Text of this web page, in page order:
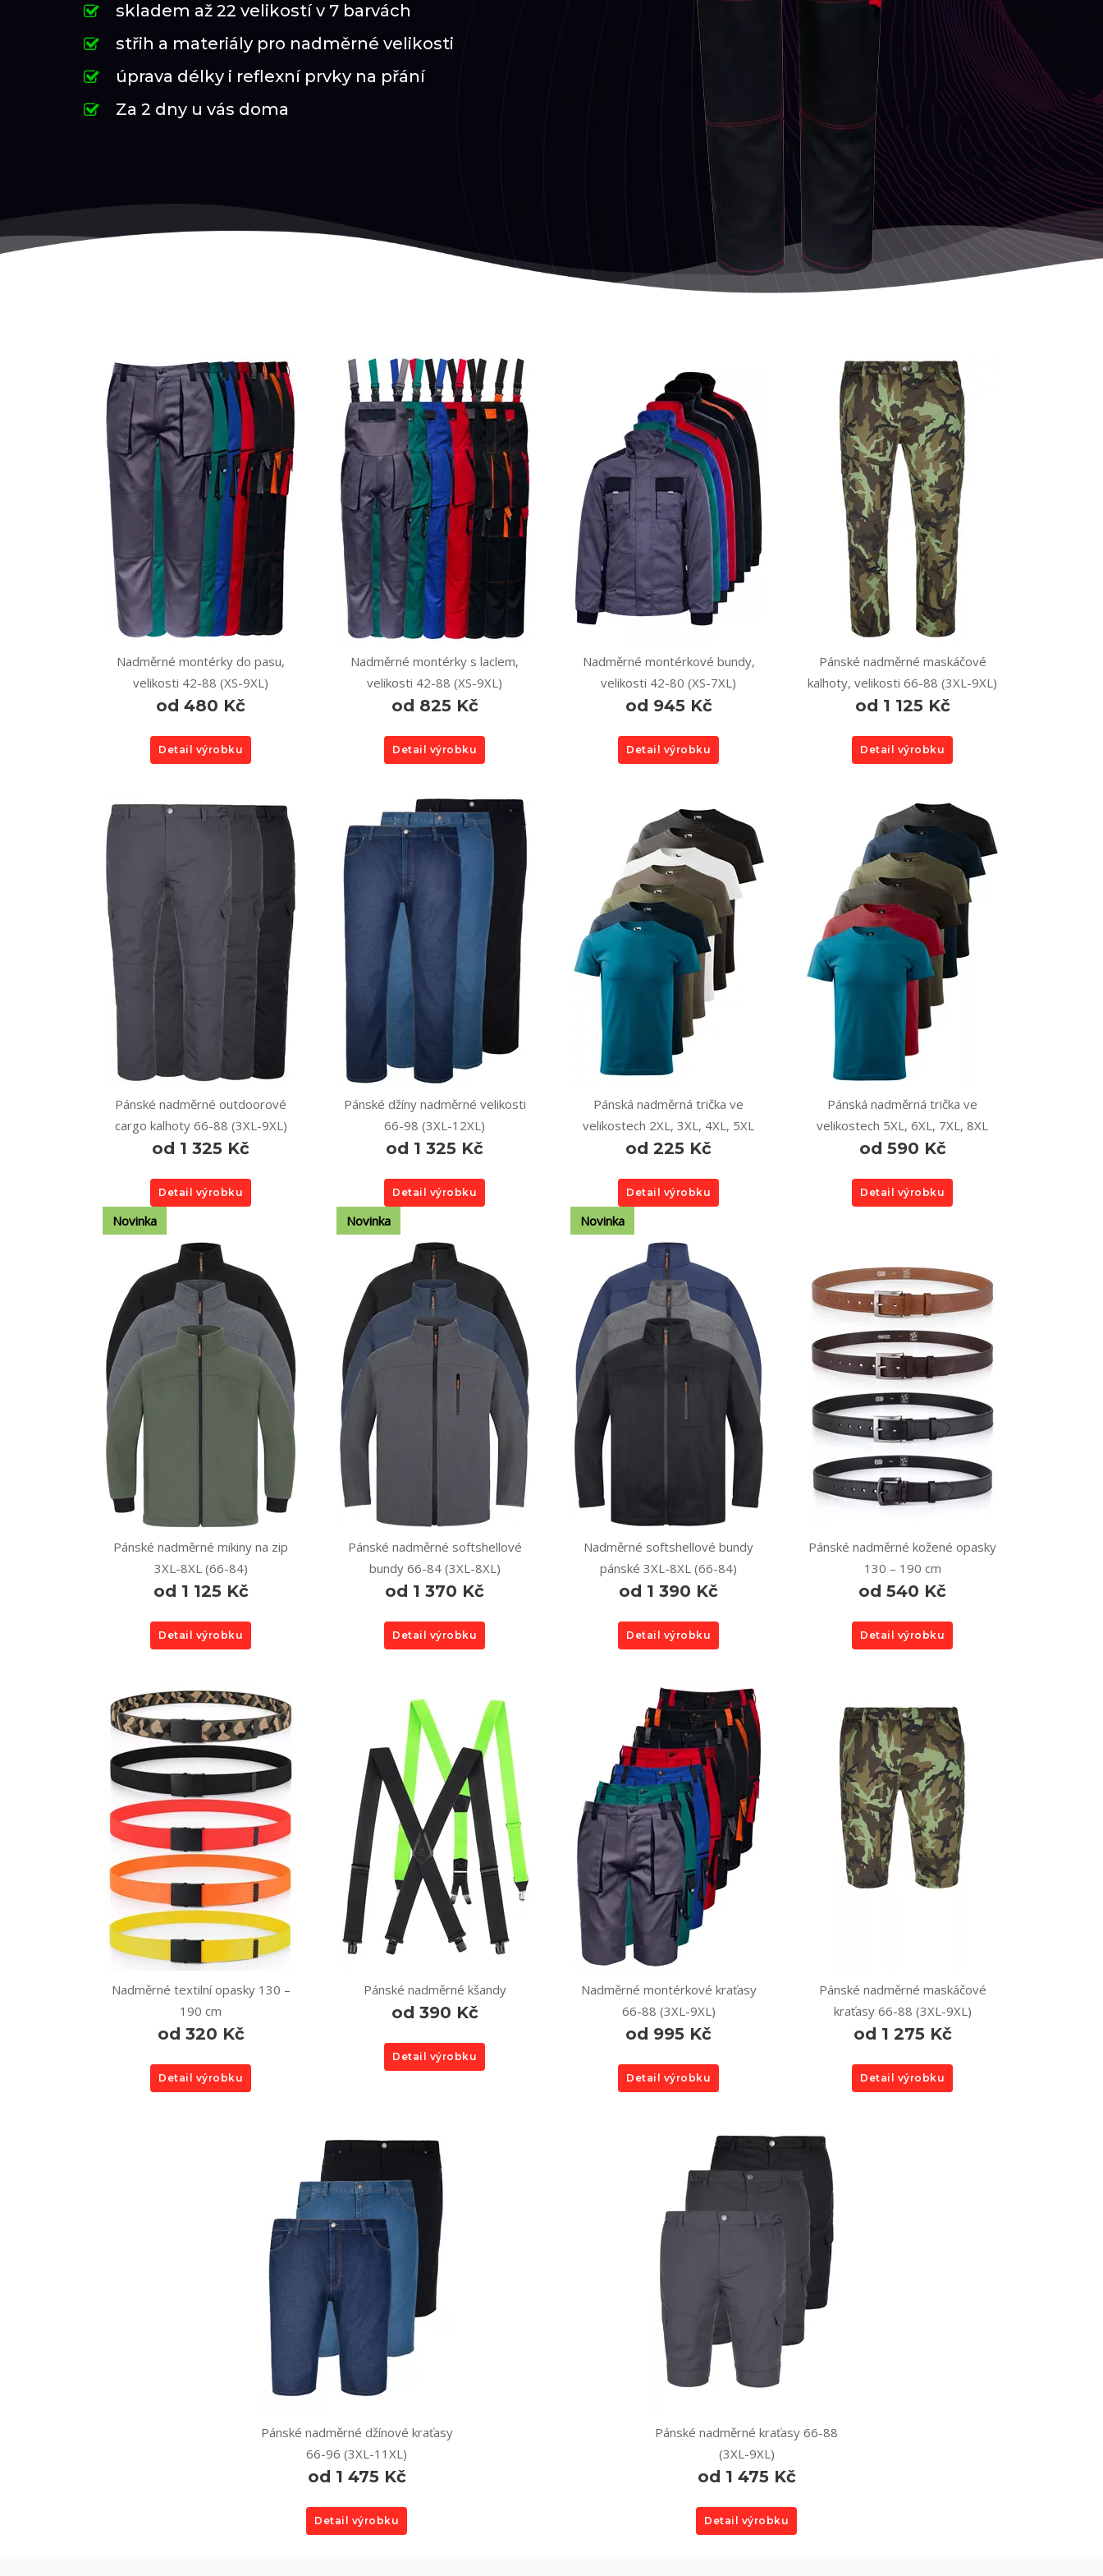
skladem až 22 velikostí v 7 barvách
střih a materiály pro nadměrné velikosti
úprava délky i reflexní prvky na přání
Za 2 dny u vás doma
Nadměrné montérky do pasu,
velikosti 42-88 (XS-9XL)
od 480 Kč
Detail výrobku
Nadměrné montérky s laclem,
velikosti 42-88 (XS-9XL)
od 825 Kč
Detail výrobku
Nadměrné montérkové bundy,
velikosti 42-80 (XS-7XL)
od 945 Kč
Detail výrobku
Pánské nadměrné maskáčové
kalhoty, velikosti 66-88 (3XL-9XL)
od 1 125 Kč
Detail výrobku
Pánské nadměrné outdoorové
cargo kalhoty 66-88 (3XL-9XL)
od 1 325 Kč
Detail výrobku
Pánské džíny nadměrné velikosti
66-98 (3XL-12XL)
od 1 325 Kč
Detail výrobku
Pánská nadměrná trička ve
velikostech 2XL, 3XL, 4XL, 5XL
od 225 Kč
Detail výrobku
Pánská nadměrná trička ve
velikostech 5XL, 6XL, 7XL, 8XL
od 590 Kč
Detail výrobku
Novinka
Pánské nadměrné mikiny na zip
3XL-8XL (66-84)
od 1 125 Kč
Detail výrobku
Novinka
Pánské nadměrné softshellové
bundy 66-84 (3XL-8XL)
od 1 370 Kč
Detail výrobku
Novinka
Nadměrné softshellové bundy
pánské 3XL-8XL (66-84)
od 1 390 Kč
Detail výrobku
Pánské nadměrné kožené opasky
130 – 190 cm
od 540 Kč
Detail výrobku
Nadměrné textilní opasky 130 –
190 cm
od 320 Kč
Detail výrobku
Pánské nadměrné kšandy
od 390 Kč
Detail výrobku
Nadměrné montérkové kraťasy
66-88 (3XL-9XL)
od 995 Kč
Detail výrobku
Pánské nadměrné maskáčové
kraťasy 66-88 (3XL-9XL)
od 1 275 Kč
Detail výrobku
Pánské nadměrné džínové kraťasy
66-96 (3XL-11XL)
od 1 475 Kč
Detail výrobku
Pánské nadměrné kraťasy 66-88
(3XL-9XL)
od 1 475 Kč
Detail výrobku